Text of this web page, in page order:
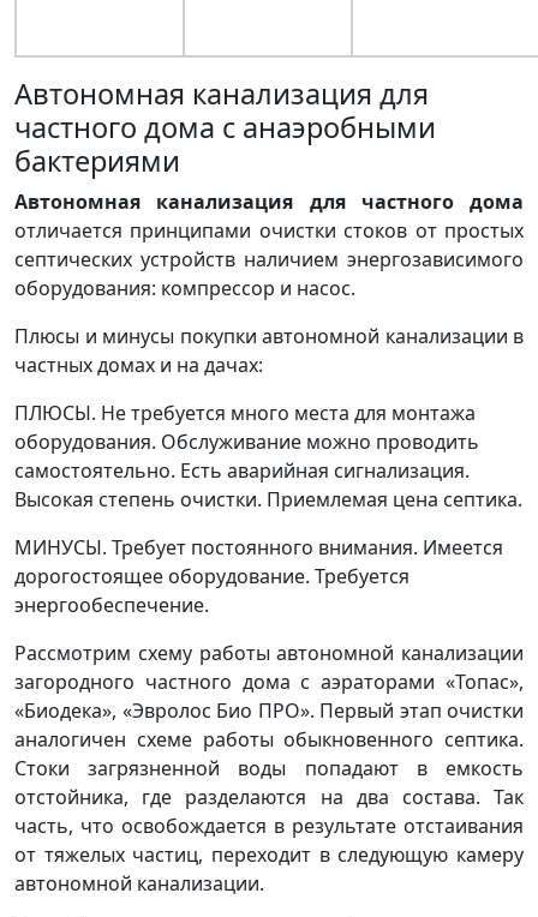
Автономная канализация для
частного дома с анаэробными
бактериями
Автономная канализация для частного дома
отличается принципами очистки стоков от простых
септических устройств наличием энергозависимого
оборудования: компрессор и насос.
Плюсы и минусы покупки автономной канализации в
частных домах и на дачах:
ПЛЮСЫ. Не требуется много места для монтажа
оборудования. Обслуживание можно проводить
самостоятельно. Есть аварийная сигнализация.
Высокая степень очистки. Приемлемая цена септика.
МИНУСЫ. Требует постоянного внимания. Имеется
дорогостоящее оборудование. Требуется
энергообеспечение.
Рассмотрим схему работы автономной канализации
загородного частного дома с аэраторами «Топас»,
«Биодека», «Эвролос Био ПРО». Первый этап очистки
аналогичен схеме работы обыкновенного септика.
Стоки загрязненной воды попадают в емкость
отстойника, где разделаются на два состава. Так
часть, что освобождается в результате отстаивания
от тяжелых частиц, переходит в следующую камеру
автономной канализации.